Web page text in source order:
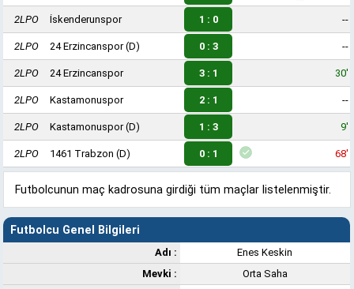
2LPO İskenderunspor 1 : 0 --
2LPO 24 Erzincanspor(D) 0 : 3 --
2LPO 24 Erzincanspor 3 : 1 30'
2LPO Kastamonuspor 2 : 1 --
2LPO Kastamonuspor(D) 1 : 3 9'
2LPO 1461 Trabzon (D) 0 : 1 68'
Futbolcunun maç kadrosuna girdiği tüm maçlar listelenmiştir.
Futbolcu Genel Bilgileri
Adı :
Enes Keskin
Mevki :
Orta Saha